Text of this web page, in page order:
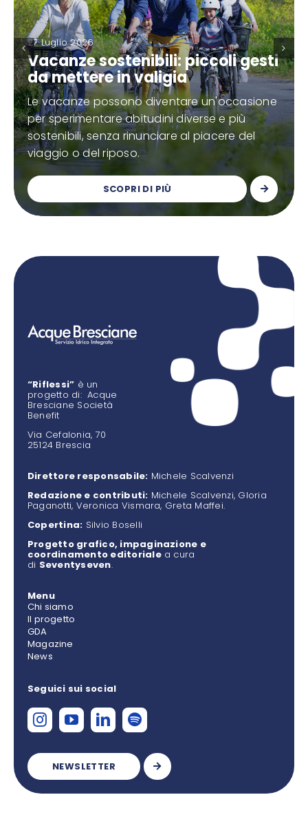
27 Luglio 2026
Vacanze sostenibili: piccoli gesti
da mettere in valigia
Le vacanze possono diventare un'occasione
per sperimentare abitudini diverse e più
sostenibili, senza rinunciare al piacere del
viaggio o del riposo.
SCOPRI DI PIÙ
“Riflessi” è un
progetto di: Acque
Bresciane Società
Benefit
Via Cefalonia, 70
25124 Brescia
Direttore responsabile: Michele Scalvenzi
Redazione e contributi: Michele Scalvenzi, Gloria
Paganotti, Veronica Vismara, Greta Maffei.
Copertina: Silvio Boselli
Progetto grafico, impaginazione e
coordinamento editorialea cura
di Seventyseven.
Menu
Chi siamo
Il progetto
GDA
Magazine
News
Seguici sui social
NEWSLETTER